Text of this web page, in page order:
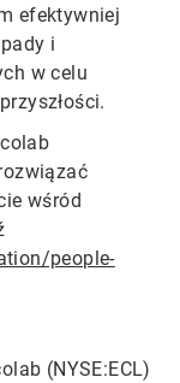
efektywniej
i
w celu
wśród
people-
(NYSE:ECL)